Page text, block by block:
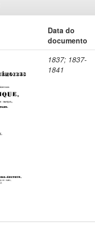
Data do
documento
1837; 1837-
1841